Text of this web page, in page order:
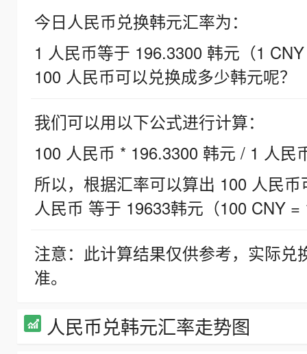
今日人民币兑换韩元汇率为：
1 人民币等于 196.3300 韩元（1
100 人民币可以兑换成多少韩元呢？
我们可以用以下公式进行计算：
100 人民币 * 196.3300 韩元 / 1 人民
所以，根据汇率可以算出 100 人民
人民币 等于 19633韩元（100 CNY =
注意：此计算结果仅供参考，实际
准。
人民币兑韩元汇率走势图